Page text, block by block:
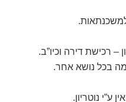
– רכישת דירה וכיו”ב.
בכל נושא אחר.
ע”י נוטריון.